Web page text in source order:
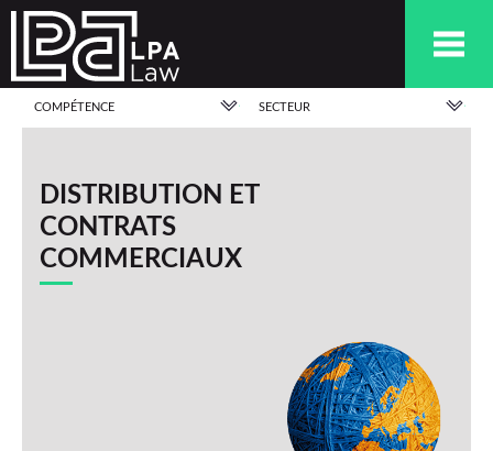
COMPÉTENCE SECTEUR
DISTRIBUTION ET
CONTRATS
COMMERCIAUX